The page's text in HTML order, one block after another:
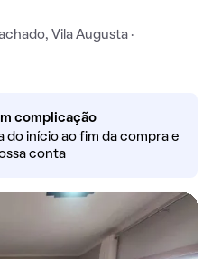
Vila Augusta ·
complicação
do início ao fim da compra e
conta